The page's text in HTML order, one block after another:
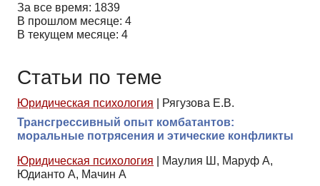
За все время: 1839
В прошлом месяце: 4
В текущем месяце: 4
Статьи по теме
Юридическая психология
Рягузова Е.В.
Трансгрессивный опыт комбатантов:
моральные потрясения и этические конфликты
Юридическая психология
Маулия Ш, Маруф А,
Юдианто А, Мачин А